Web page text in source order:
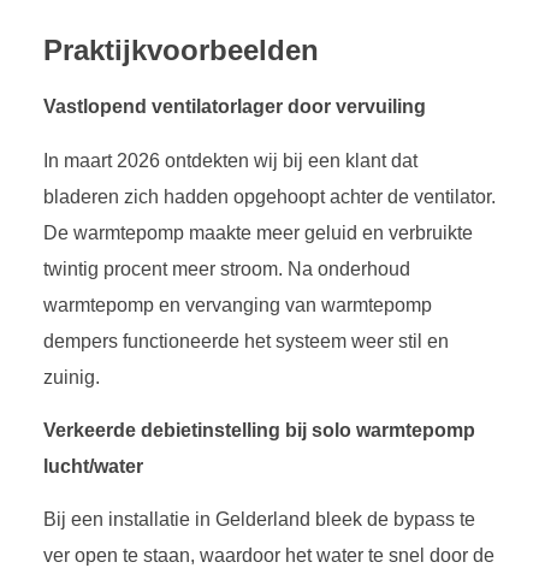
Praktijkvoorbeelden
Vastlopend ventilatorlager door vervuiling
In maart 2026 ontdekten wij bij een klant dat
bladeren zich hadden opgehoopt achter de ventilator.
De warmtepomp maakte meer geluid en verbruikte
twintig procent meer stroom. Na onderhoud
warmtepomp en vervanging van warmtepomp
dempers functioneerde het systeem weer stil en
zuinig.
Verkeerde debietinstelling bij solo warmtepomp
lucht/water
Bij een installatie in Gelderland bleek de bypass te
ver open te staan, waardoor het water te snel door de